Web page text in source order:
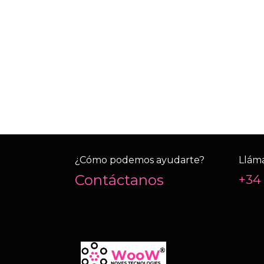
¿Cómo podemos ayudarte?
Contáctanos